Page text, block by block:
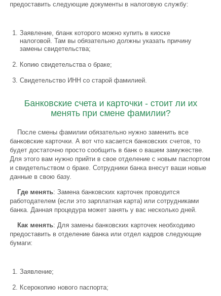
предоставить следующие документы в налоговую службу:
Заявление, бланк которого можно купить в киоске
налоговой. Там вы обязательно должны указать причину
замены свидетельства;
Копию свидетельства о браке;
Свидетельство ИНН со старой фамилией.
Банковские счета и карточки - стоит ли их
менять при смене фамилии?
После смены фамилии обязательно нужно заменить все
банковские карточки. А вот что касается банковских счетов, то
будет достаточно просто сообщить в банк о вашем замужестве.
Для этого вам нужно прийти в свое отделение с новым паспортом
и свидетельством о браке. Сотрудники банка внесут ваши новые
данные в свою базу.
Где менять: Замена банковских карточек проводится
работодателем (если это зарплатная карта) или сотрудниками
банка. Данная процедура может занять у вас несколько дней.
Как менять: Для замены банковских карточек необходимо
предоставить в отделение банка или отдел кадров следующие
бумаги:
Заявление;
Ксерокопию нового паспорта;